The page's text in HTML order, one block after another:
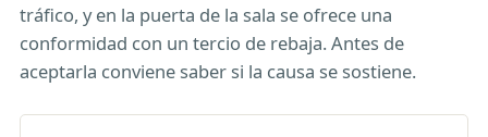
tráfico, y en la puerta de la sala se ofrece una
conformidad con un tercio de rebaja. Antes de
aceptarla conviene saber si la causa se sostiene.